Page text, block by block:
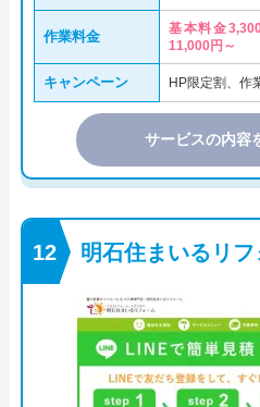
作業料金
基本料金
11,000円～
キャンペーン HP限定割、作
サービスの内容
明石住まいるリフ